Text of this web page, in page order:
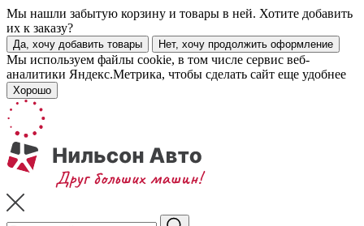
Мы нашли забытую корзину и товары в ней. Хотите добавить
их к заказу?
Да, хочу добавить товары Нет, хочу продолжить оформление
Мы используем файлы cookie, в том числе сервис веб-
аналитики Яндекс.Метрика, чтобы сделать сайт еще удобнее
Хорошо